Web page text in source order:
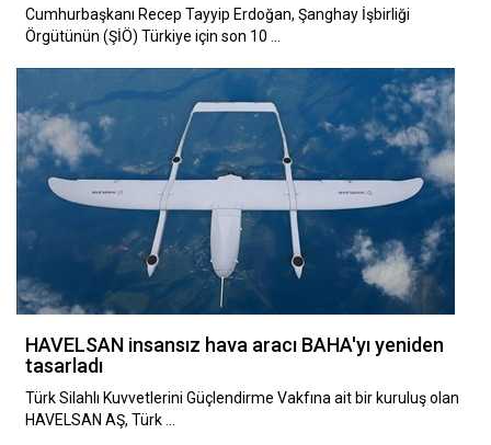
Cumhurbaşkanı Recep Tayyip Erdoğan, Şanghay İşbirliği
Örgütünün (ŞİÖ) Türkiye için son 10 …
HAVELSAN insansız hava aracı BAHA'yı yeniden
tasarladı
Türk Silahlı Kuvvetlerini Güçlendirme Vakfına ait bir kuruluş olan
HAVELSAN AŞ, Türk …